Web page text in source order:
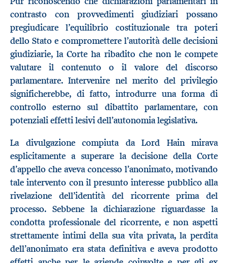
contrasto con provvedimenti giudiziari possano
pregiudicare l’equilibrio costituzionale tra poteri
dello Stato e compromettere l’autorità delle decisioni
giudiziarie, la Corte ha ribadito che non le compete
valutare il contenuto o il valore del discorso
parlamentare. Intervenire nel merito del privilegio
significherebbe, di fatto, introdurre una forma di
controllo esterno sul dibattito parlamentare, con
potenziali effetti lesivi dell’autonomia legislativa.
La divulgazione compiuta da Lord Hain mirava
esplicitamente a superare la decisione della Corte
d’appello che aveva concesso l’anonimato, motivando
tale intervento con il presunto interesse pubblico alla
rivelazione dell’identità del ricorrente prima del
processo. Sebbene la dichiarazione riguardasse la
condotta professionale del ricorrente, e non aspetti
strettamente intimi della sua vita privata, la perdita
dell’anonimato era stata definitiva e aveva prodotto